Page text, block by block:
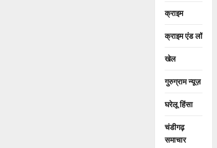
क्राइम
क्राइम एंड लॉ
खेल
गुरुग्राम न्यूज़
घरेलू हिंसा
चंडीगढ़
समाचार